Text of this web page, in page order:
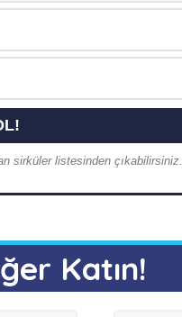
sirküler listesinden çıkabilirsiniz.
Katın!